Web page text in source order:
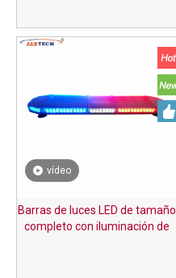
vídeo
Barras de luces LED de tamaño
completo con iluminación de